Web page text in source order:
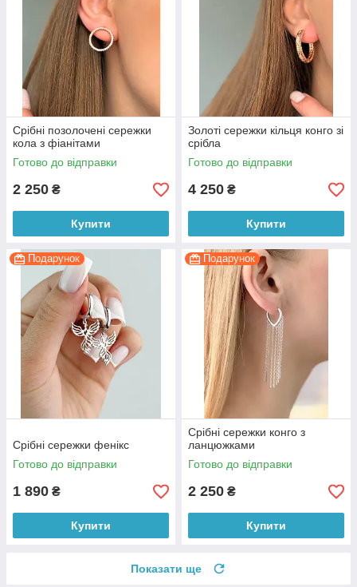
Срібні позолочені сережки
кола з фіанітами
Готово до відправки
2 250 ₴
Купити
Золоті сережки кільця конго зі
срібла
Готово до відправки
4 250 ₴
Купити
Подарунок
Срібні сережки фенікс
Готово до відправки
1 890 ₴
Купити
Подарунок
Срібні сережки конго з
ланцюжками
Готово до відправки
2 250 ₴
Купити
Показати ще